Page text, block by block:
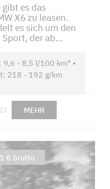
es das
X6 zu leasen.
es sich um den
der ab...
9,6 - 8,5 l/100 km* •
218 - 192 g/km
MEHR
€ brutto